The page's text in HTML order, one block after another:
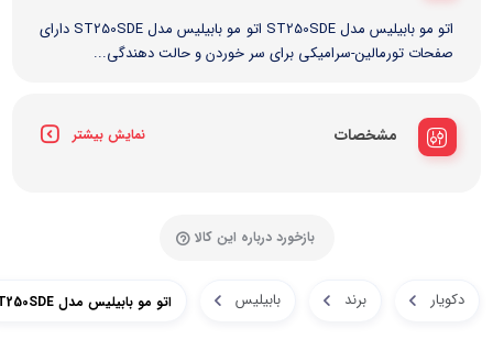
اتو مو بابیلیس مدل ST250SDE اتو مو بابیلیس مدل ST250SDE دارای
صفحات تورمالین-سرامیکی برای سر خوردن و حالت دهندگی...
مشخصات نمایش بیشتر
بازخورد درباره این کالا
دکویار برند بابیلیس اتو مو بابیلیس مدل ST250SDE